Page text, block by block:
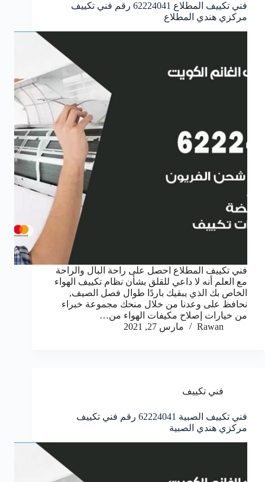
فني تكييف المطلاع 62224041 رقم فني تكييف
مركزي هندي المطلاع
فني تكييف المطلاع احصل على راحة البال والراحة
مع العلم أنه لا داعي للقلق بشأن نظام تكييف الهواء
الخاص بك الذي يبقيك باردًا طوال فصل الصيف,
نحافظ على وعدنا من خلال منحك مجموعة خبراء
من خيارات إصلاح مكيفات الهواء من…
Rawan
مارس 27, 2021
فني تكييف
فني تكييف الصبية 62224041 رقم فني تكييف
مركزي هندي الصبية